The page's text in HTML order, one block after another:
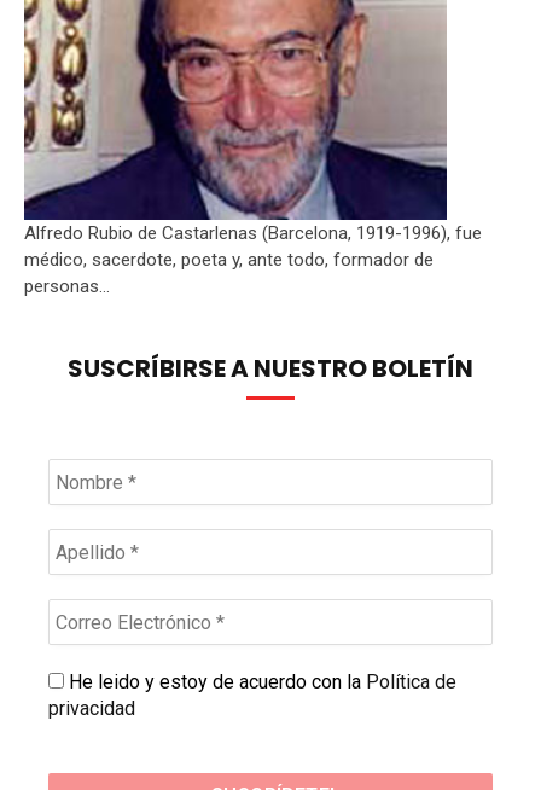
Alfredo Rubio de Castarlenas (Barcelona, 1919-1996), fue
médico, sacerdote, poeta y, ante todo, formador de
personas...
SUSCRÍBIRSE A NUESTRO BOLETÍN
He leido y estoy de acuerdo con la Política de
privacidad